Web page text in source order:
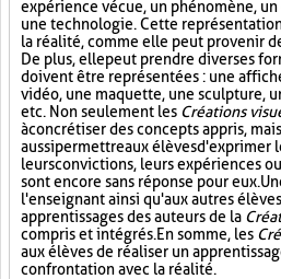
expérience vécue, un phénomène,
une technologie. Cette
la réalité, comme elle peut provenir
De plus, elle peut prendre diverses
doivent être représentées : une
vidéo, une maquette, une sculpture,
etc. Non seulement les Créations
à concrétiser des concepts appris,
aussi permettre aux élèves d'exprimer
leurs convictions, leurs expériences
sont encore sans réponse pour eux.
l'enseignant ainsi qu'aux autres
apprentissages des auteurs de la
compris et intégrés. En somme, les
aux élèves de réaliser un
confrontation avec la réalité.